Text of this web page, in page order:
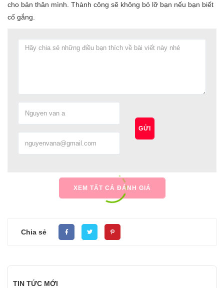
cho bản thân mình. Thành công sẽ không bỏ lỡ bạn nếu bạn biết
cố gắng.
GỬI
XEM TẤT CẢ ĐÁNH GIÁ
Chia sẻ
TIN TỨC MỚI